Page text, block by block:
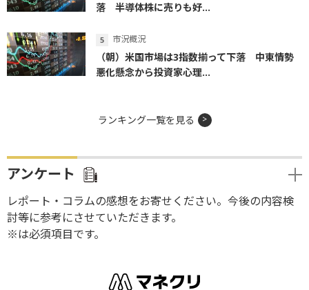
落 半導体株に売りも好...
市況概況
（朝）米国市場は3指数揃って下落 中東情勢
悪化懸念から投資家心理...
ランキング一覧を見る
アンケート
レポート・コラムの感想をお寄せください。今後の内容検
討等に参考にさせていただきます。
※は必須項目です。